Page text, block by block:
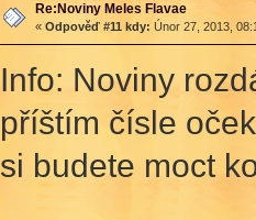
Re:Noviny Meles Flavae
« Odpověď #11 kdy: Únor 27, 2013,
Info: Noviny
příštím čísle
si budete moct